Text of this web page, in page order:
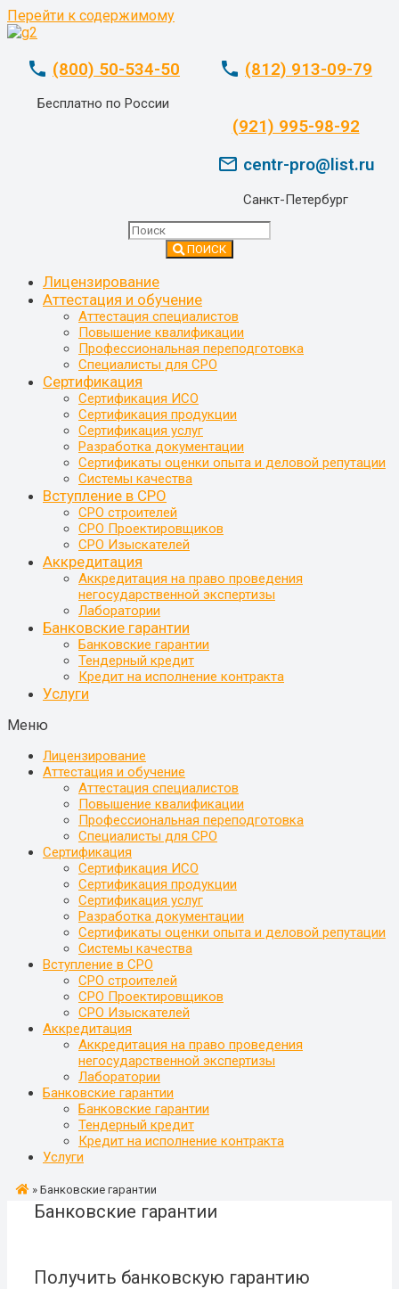
Перейти к содержимому
phone (800) 50-534-50
Бесплатно по России
phone (812) 913-09-79
(921) 995-98-92
mail_outline centr-pro@list.ru
Санкт-Петербург
ПОИСК
Лицензирование
Аттестация и обучение
Аттестация специалистов
Повышение квалификации
Профессиональная переподготовка
Специалисты для СРО
Сертификация
Сертификация ИСО
Сертификация продукции
Сертификация услуг
Разработка документации
Сертификаты оценки опыта и деловой репутации
Системы качества
Вступление в СРО
СРО строителей
СРО Проектировщиков
СРО Изыскателей
Аккредитация
Аккредитация на право проведения
негосударственной экспертизы
Лаборатории
Банковские гарантии
Банковские гарантии
Тендерный кредит
Кредит на исполнение контракта
Услуги
Меню
Лицензирование
Аттестация и обучение
Аттестация специалистов
Повышение квалификации
Профессиональная переподготовка
Специалисты для СРО
Сертификация
Сертификация ИСО
Сертификация продукции
Сертификация услуг
Разработка документации
Сертификаты оценки опыта и деловой репутации
Системы качества
Вступление в СРО
СРО строителей
СРО Проектировщиков
СРО Изыскателей
Аккредитация
Аккредитация на право проведения
негосударственной экспертизы
Лаборатории
Банковские гарантии
Банковские гарантии
Тендерный кредит
Кредит на исполнение контракта
Услуги
» Банковские гарантии
Банковские гарантии
Получить банковскую гарантию